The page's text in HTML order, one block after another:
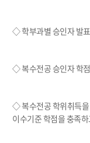
◇ 학부과별 승인자 발표
◇ 복수전공 승인자 학
◇ 복수전공 학위취득을
이수기준 학점을 충족하